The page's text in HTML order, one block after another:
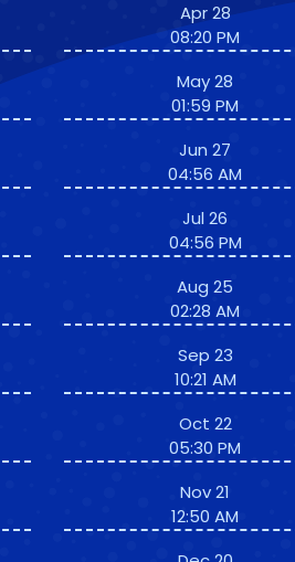
Apr 28
08:20 PM
May 28
01:59 PM
Jun 27
04:56 AM
Jul 26
04:56 PM
Aug 25
02:28 AM
Sep 23
10:21 AM
Oct 22
05:30 PM
Nov 21
12:50 AM